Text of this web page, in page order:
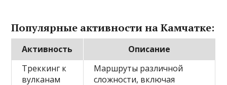
Популярные активности на Камчатке:
Активность
Описание
Треккинг к
вулканам
Маршруты различной
сложности, включая